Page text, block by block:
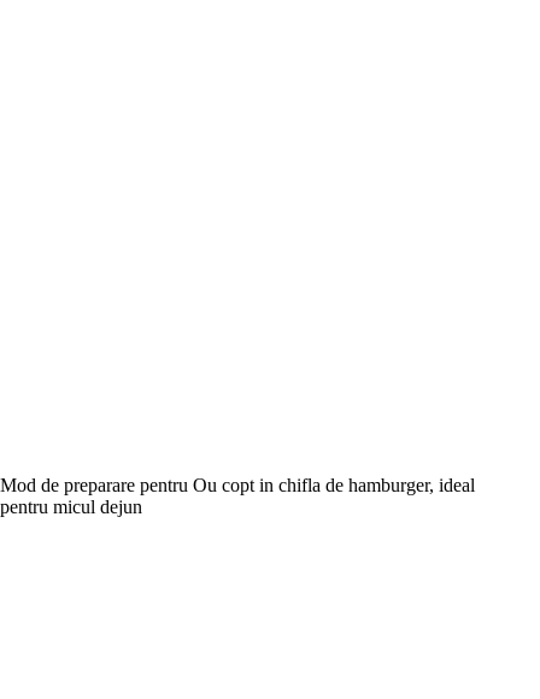
Mod de preparare pentru Ou copt in chifla de hamburger, ideal
pentru micul dejun